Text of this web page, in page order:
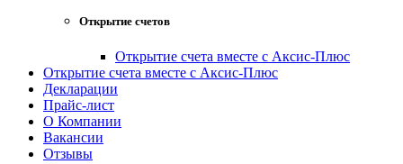
Открытие счетов
Открытие счета вместе с Аксис-Плюс
Открытие счета вместе с Аксис-Плюс
Декларации
Прайс-лист
О Компании
Вакансии
Отзывы